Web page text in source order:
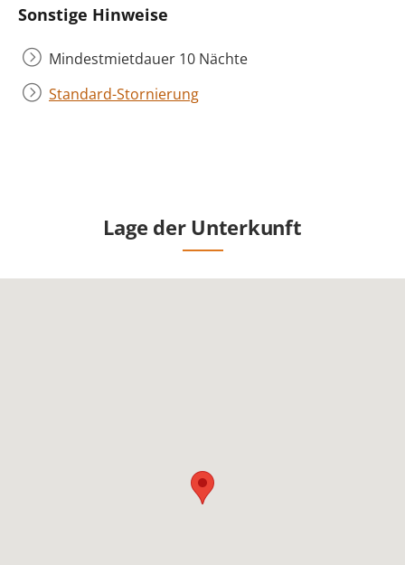
Sonstige Hinweise
Mindestmietdauer 10 Nächte
Standard-Stornierung
Lage der Unterkunft